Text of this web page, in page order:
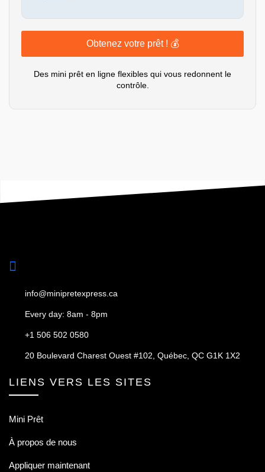
Obtenez votre prêt ! 💰
Des mini prêt en ligne flexibles qui vous redonnent le
contrôle.
info@minipretexpress.ca
Every day: 8am - 8pm
+1 506 502 0580
20 Boulevard Charest Ouest #102, Québec, QC G1K 1X2
LIENS VERS LES SITES
Mini Prêt
À propos de nous
Appliquer maintenant